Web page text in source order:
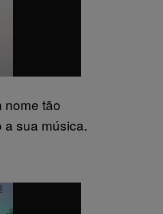
nome tão
a sua música.